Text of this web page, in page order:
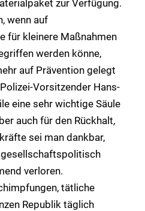
zur Verfügung.
wenn auf
für kleinere Maßnahmen
werden könne,
auf Prävention gelegt
Vorsitzender Hans-
eine sehr wichtige Säule
auch für den Rückhalt,
sei man dankbar,
verloren.
tätliche
Republik täglich